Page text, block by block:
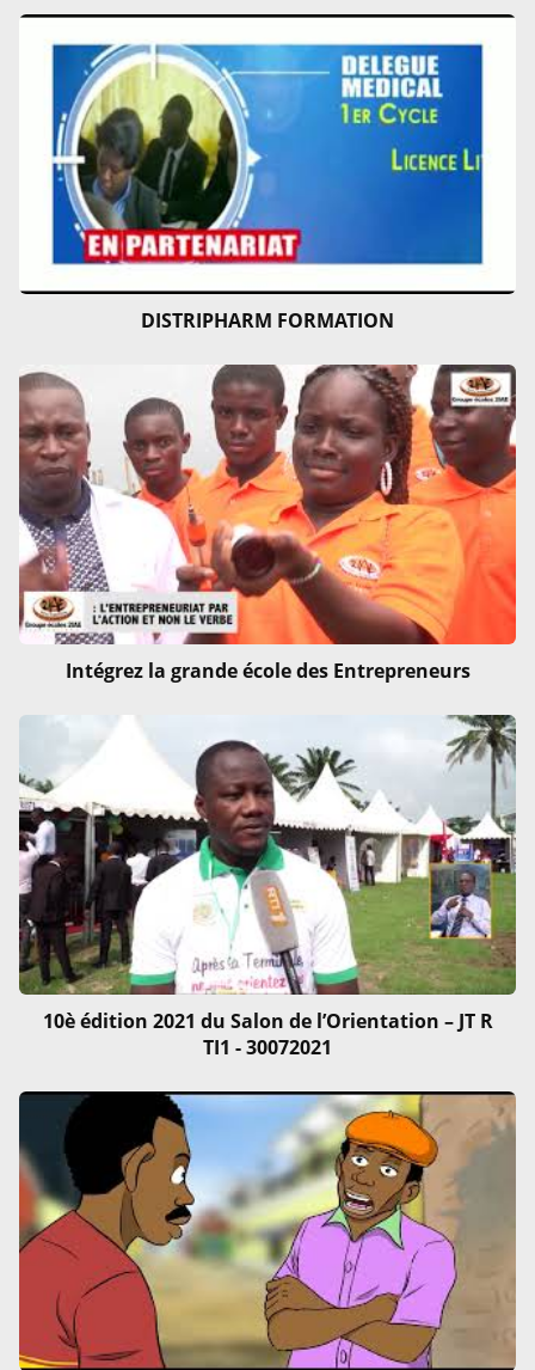
DISTRIPHARM FORMATION
Intégrez la grande école des Entrepreneurs
10è édition 2021 du Salon de l’Orientation – JT R
TI1 - 30072021